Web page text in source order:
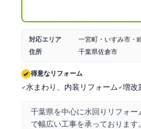
対応エリア
一宮町・いすみ市・
住所
千葉県佐倉市
得意なリフォーム
水まわり、内装リフォーム 増改
千葉県を中心に水回りリフォー
で幅広い工事を承っておりま